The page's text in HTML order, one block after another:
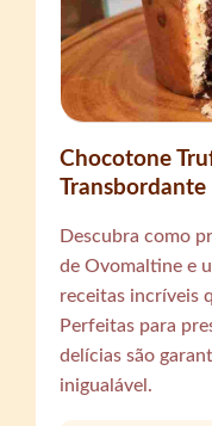
Chocotone
Descubra como
de Ovomaltine e
receitas incríveis
Perfeitas para
delícias são
inigualável.